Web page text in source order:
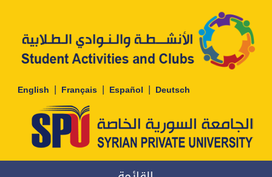
English | Français | Español | Deutsch